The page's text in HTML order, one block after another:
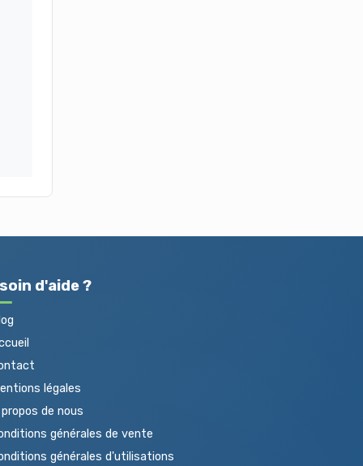
d'aide ?
légales
de nous
générales de vente
générales d'utilisations